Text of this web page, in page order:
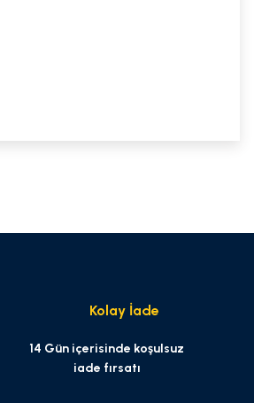
Kolay İade
14 Gün içerisinde koşulsuz
iade fırsatı